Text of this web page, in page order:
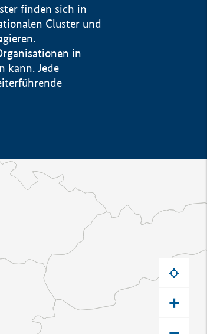
finden sich in
Cluster und
in
kann. Jede
+